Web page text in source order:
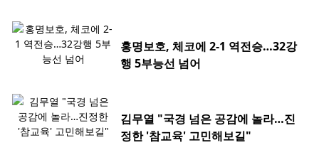
홍명보호, 체코에 2-1 역전승…32강
행 5부능선 넘어
김무열 "국경 넘은 공감에 놀라…진
정한 '참교육' 고민해보길"